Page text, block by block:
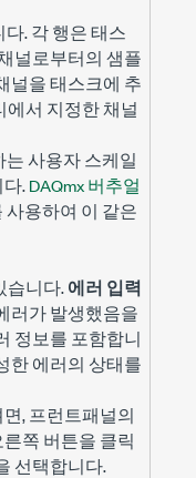
. 각 행은 태스
널로부터의 샘플
널을 태스크에 추
에서 지정한 채널
는 사용자 스케일
.DAQmx 버추얼
사용하여 이 같은
습니다.에러 입력
러가 발생했음을
정보를 포함합니
한 에러의 상태를
, 프런트패널의
쪽 버튼을 클릭
선택합니다.